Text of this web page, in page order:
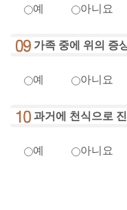
예 아니요
가족 중에 위의 증
예 아니요
과거에 천식으로
예 아니요